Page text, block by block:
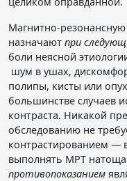
Магнитно-
назначают при
боли неясной
шум в ушах,
полипы, кисты или
большинстве случаев
контраста. Никакой
обследованию не
контрастированием —
выполнять МРТ
противопоказанием